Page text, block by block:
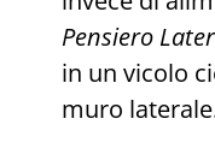
Pensiero
in un vicolo
muro